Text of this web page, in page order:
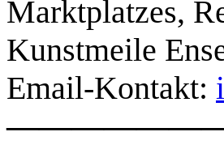
Marktplatzes,
Kunstmeile
Email-Kontakt: